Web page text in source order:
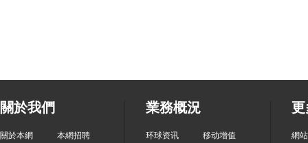
關於我們
關於本網 本網招聘
業務概況
环球资讯 移动增值 網